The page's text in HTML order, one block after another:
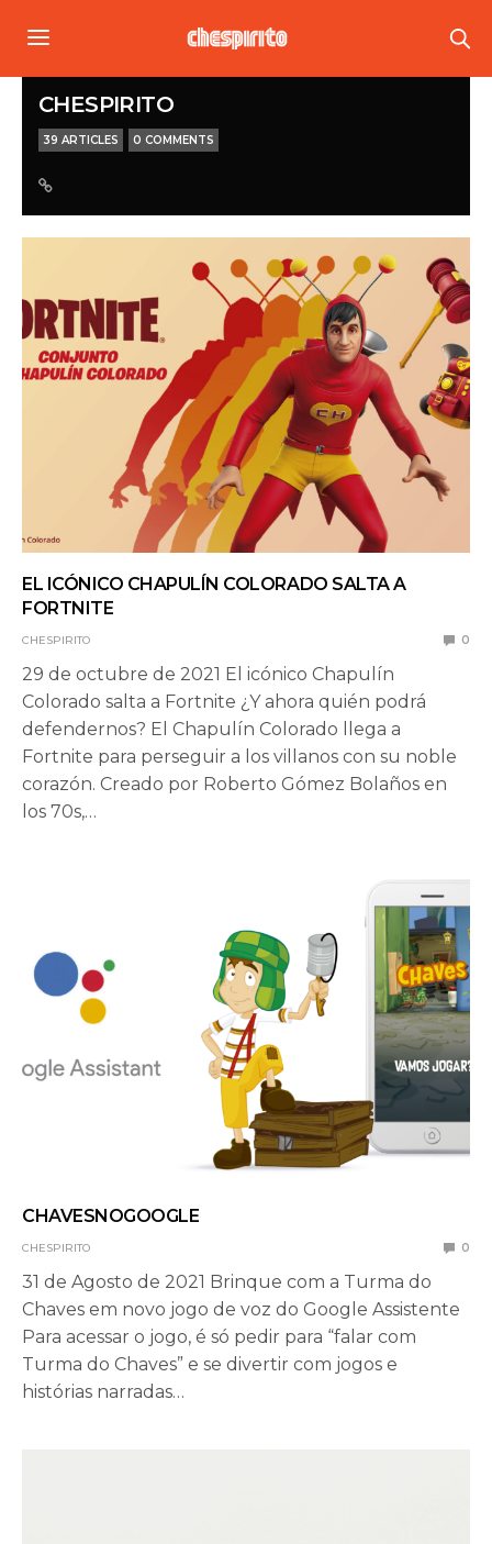
CHESPIRITO
39 ARTICLES 0 COMMENTS
EL ICÓNICO CHAPULÍN COLORADO SALTA A
FORTNITE
CHESPIRITO 0
29 de octubre de 2021 El icónico Chapulín
Colorado salta a Fortnite ¿Y ahora quién podrá
defendernos? El Chapulín Colorado llega a
Fortnite para perseguir a los villanos con su noble
corazón. Creado por Roberto Gómez Bolaños en
los 70s,…
CHAVESNOGOOGLE
CHESPIRITO 0
31 de Agosto de 2021 Brinque com a Turma do
Chaves em novo jogo de voz do Google Assistente
Para acessar o jogo, é só pedir para “falar com
Turma do Chaves” e se divertir com jogos e
histórias narradas…